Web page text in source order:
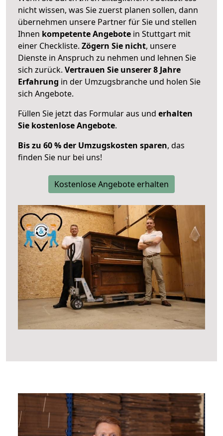
nicht wissen, was Sie zuerst planen sollen, dann
übernehmen unsere Partner für Sie und stellen
Ihnen kompetente Angebote in Stuttgart mit
einer Checkliste. Zögern Sie nicht, unsere
Dienste in Anspruch zu nehmen und lehnen Sie
sich zurück. Vertrauen Sie unserer 8 Jahre
Erfahrung in der Umzugsbranche und holen Sie
sich Angebote.
Füllen Sie jetzt das Formular aus und erhalten
Sie kostenlose Angebote.
Bis zu 60 % der Umzugskosten sparen, das
finden Sie nur bei uns!
Kostenlose Angebote erhalten